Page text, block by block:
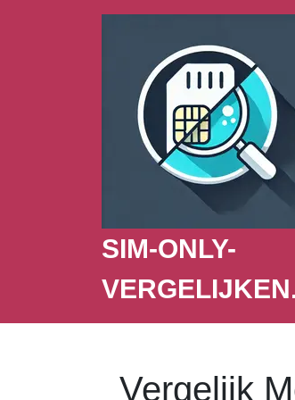
SIM-ONLY-
Vergelijk